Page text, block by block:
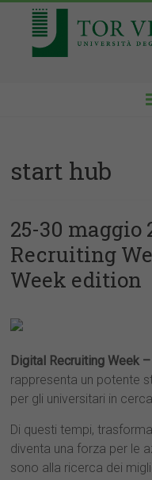
start hub
25-30 maggio
Recruiting
Week edition
Digital Recruiting Week –
rappresenta un potente
per gli universitari in
Di questi tempi,
diventa una forza per le
sono alla ricerca dei